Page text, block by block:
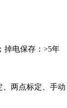
掉电保存：>5年
两点标定、手动